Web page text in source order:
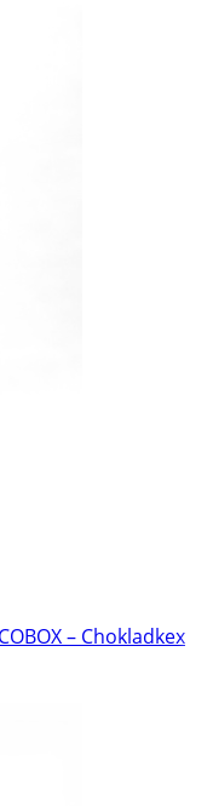
– Chokladkex